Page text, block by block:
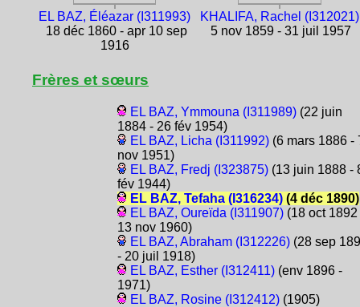
EL BAZ, Éléazar (I311993)
18 déc 1860 - apr 10 sep
1916
KHALIFA, Rachel (I312021)
5 nov 1859 - 31 juil 1957
Frères et sœurs
EL BAZ, Ymmouna (I311989)(22 juin
1884 - 26 fév 1954)
EL BAZ, Licha (I311992)(6 mars 1886 -
nov 1951)
EL BAZ, Fredj (I323875)(13 juin 1888 -
fév 1944)
EL BAZ, Tefaha (I316234)(4 déc 1890)
EL BAZ, Oureïda (I311907)(18 oct 1892
13 nov 1960)
EL BAZ, Abraham (I312226)(28 sep
- 20 juil 1918)
EL BAZ, Esther (I312411)(env 1896 -
1971)
EL BAZ, Rosine (I312412)(1905)